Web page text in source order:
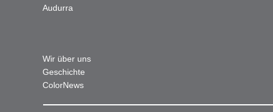
Audurra
Wir über uns
Geschichte
ColorNews